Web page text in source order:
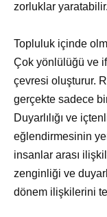
zorluklar yaratabilir.
Topluluk içinde
Çok yönlülüğü ve
çevresi oluşturur.
gerçekte sadece
Duyarlılığı ve
eğlendirmesinin
insanlar arası
zenginliği ve
dönem ilişkilerini